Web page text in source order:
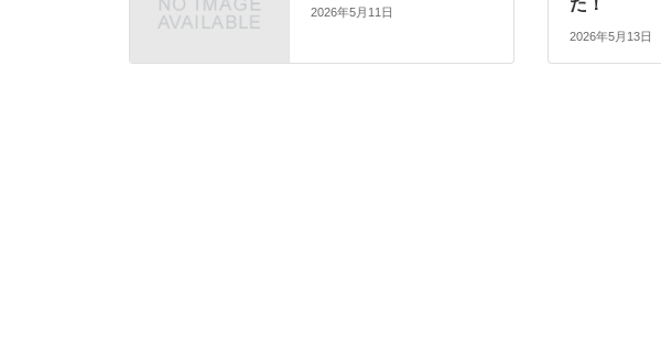
2026年5月11日
た！
2026年5月13日